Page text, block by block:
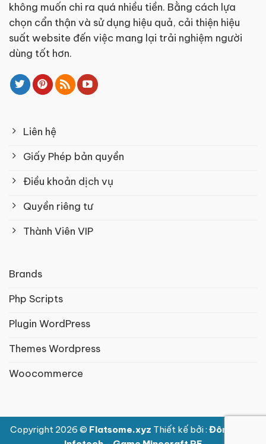
không muốn chi ra quá nhiều tiền. Bằng cách lựa
chọn cẩn thận và sử dụng hiệu quả, cải thiện hiệu
suất website đến việc mang lại trải nghiệm người
dùng tốt hơn.
Liên hệ
Giấy Phép bản quyền
Điều khoản dịch vụ
Quyền riêng tư
Thành Viên VIP
Brands
Php Scripts
Plugin WordPress
Themes Wordpress
Woocommerce
Copyright 2026 © Flatsome.xyz Thiết kế bởi : Đông Nam